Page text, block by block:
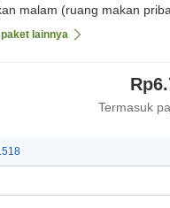
malam (ruang makan
lainnya
Termasuk